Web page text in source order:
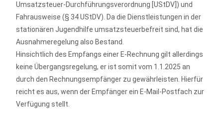
Umsatzsteuer-Durchführungsverordnung [UStDV]) und
Fahrausweise (§ 34 UStDV). Da die Dienstleistungen in der
stationären Jugendhilfe umsatzsteuerbefreit sind, hat die
Ausnahmeregelung also Bestand.
Hinsichtlich des Empfangs einer E-Rechnung gilt allerdings
keine Übergangsregelung, er ist somit vom 1.1.2025 an
durch den Rechnungsempfänger zu gewährleisten. Hierfür
reicht es aus, wenn der Empfänger ein E-Mail-Postfach zur
Verfügung stellt.